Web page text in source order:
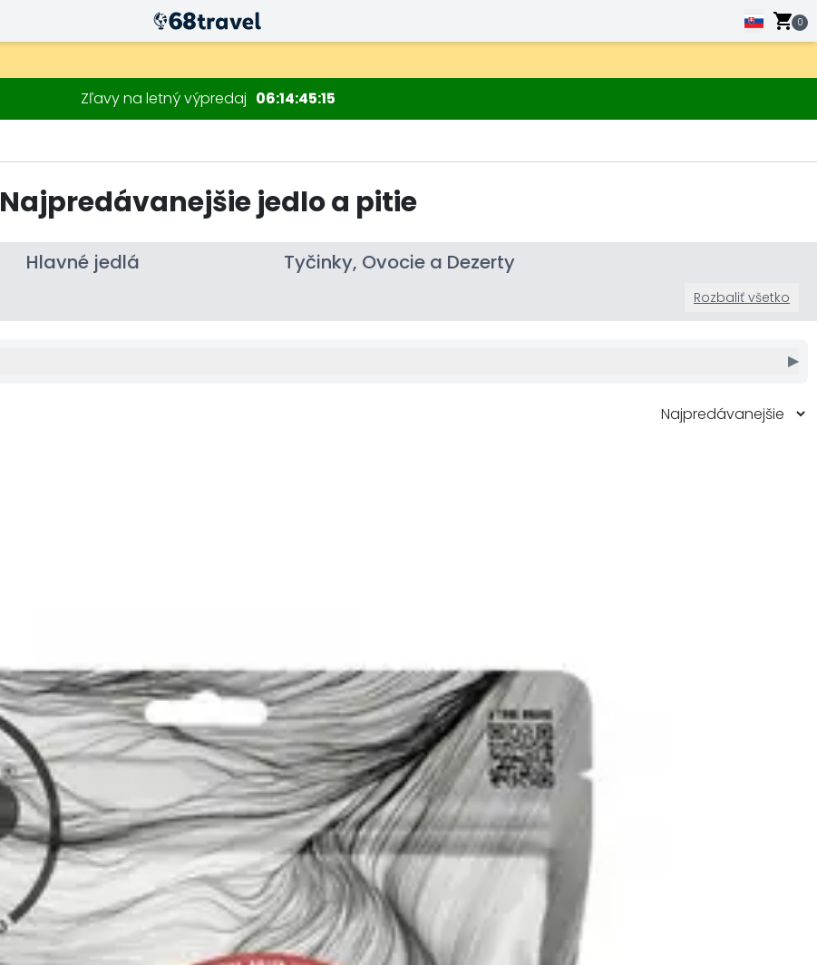
0
Zľavy na letný výpredaj 06144513
Najpredávanejšie jedlo a pitie
Hlavné jedlá Tyčinky, Ovocie a Dezerty
Rozbaliť všetko
▶
Hľadať